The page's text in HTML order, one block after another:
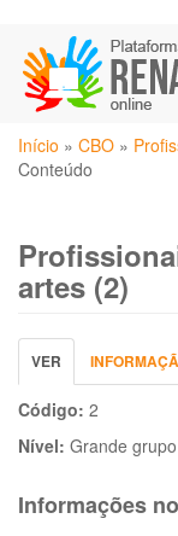
para
conteúdo
principal
Você
está
Início » CBO »
Conteúdo
artes (2)
Abas
primárias
VER (ABA
ATIVA)
Código: 2
Nível: Grande grupo
Informações